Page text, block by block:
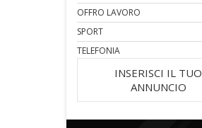
OFFRO LAVORO
SPORT
TELEFONIA
INSERISCI IL TUO
ANNUNCIO